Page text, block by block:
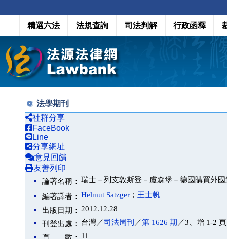
精選六法 法規查詢 司法判解 行政函釋
法學期刊
社群分享
FaceBook
Line
分享網址
意見回饋
友善列印
論著名稱： 瑞士－列支敦斯登－盧森堡－德國購買外
編著譯者： Helmut Satzger ； 王士帆
出版日期： 2012.12.28
刊登出處： 台灣／司法周刊 ／第 1626 期 ／3、增 1-2 頁
11